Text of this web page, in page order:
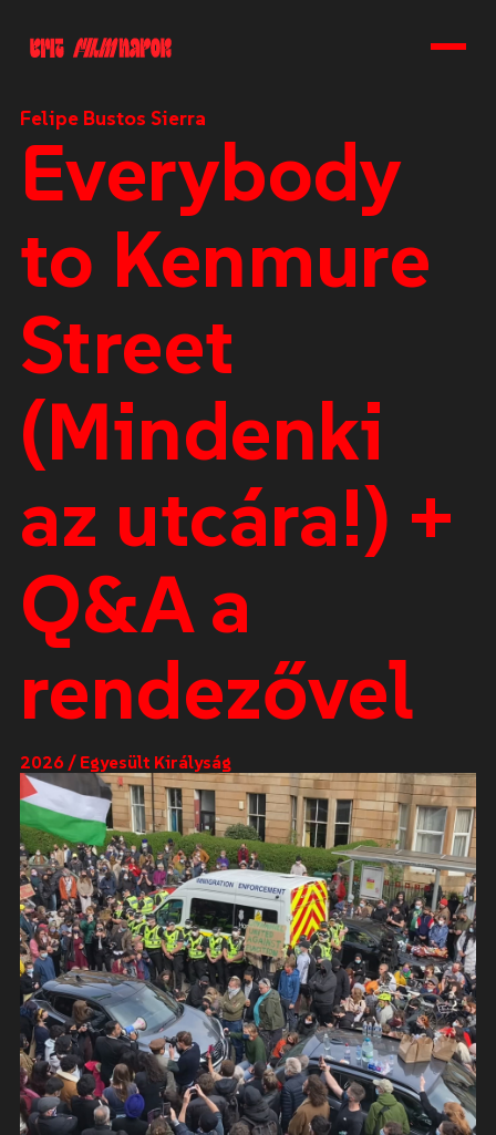
Felipe Bustos Sierra
Everybody
to Kenmure
Street
(Mindenki
az utcára!) +
Q&A a
rendezővel
2026 / Egyesült Királyság